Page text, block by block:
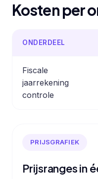
Kosten per
ONDERDEEL
Fiscale
jaarrekening
controle
PRIJSGRAFIEK
Prijsranges in